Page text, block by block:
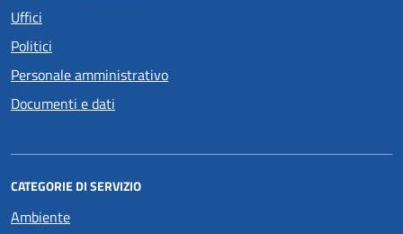
Uffici
Politici
Personale amministrativo
Documenti e dati
CATEGORIE DI SERVIZIO
Ambiente